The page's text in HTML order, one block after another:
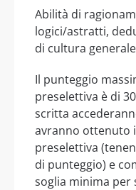
Abilità di
logici/astratti,
di cultura
Il punteggio
preselettiva è di
scritta
avranno ottenuto
preselettiva
di punteggio) e
soglia minima per